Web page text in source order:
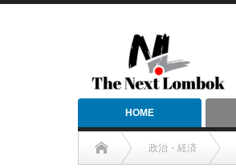
HOME
政治・経済